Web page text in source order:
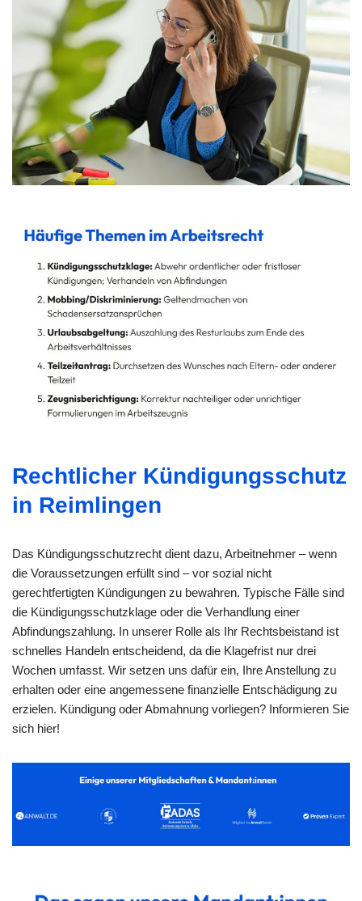
Rechtlicher Kündigungsschutz
in Reimlingen
Das Kündigungsschutzrecht dient dazu, Arbeitnehmer – wenn
die Voraussetzungen erfüllt sind – vor sozial nicht
gerechtfertigten Kündigungen zu bewahren. Typische Fälle sind
die Kündigungsschutzklage oder die Verhandlung einer
Abfindungszahlung. In unserer Rolle als Ihr Rechtsbeistand ist
schnelles Handeln entscheidend, da die Klagefrist nur drei
Wochen umfasst. Wir setzen uns dafür ein, Ihre Anstellung zu
erhalten oder eine angemessene finanzielle Entschädigung zu
erzielen. Kündigung oder Abmahnung vorliegen? Informieren Sie
sich hier!